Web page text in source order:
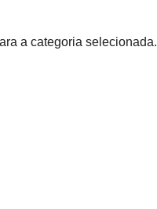
a categoria selecionada.